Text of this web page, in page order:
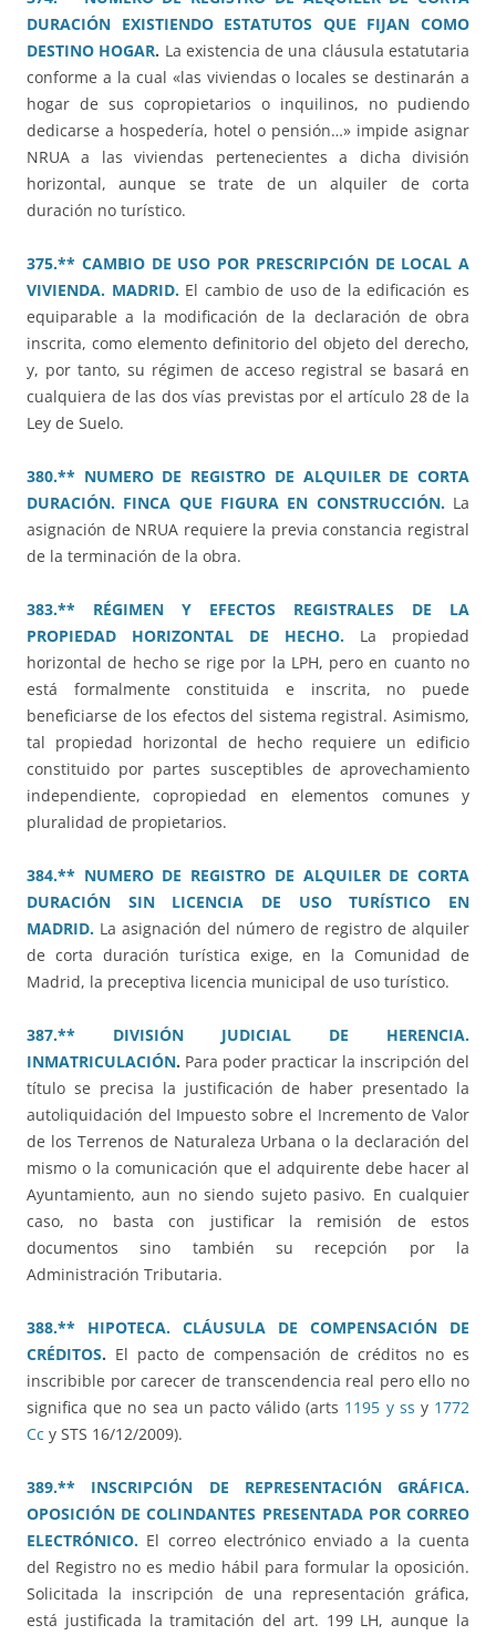
DURACIÓN EXISTIENDO ESTATUTOS QUE FIJAN COMO
DESTINO HOGAR. La existencia de una cláusula estatutaria
conforme a la cual «las viviendas o locales se destinarán a
hogar de sus copropietarios o inquilinos, no pudiendo
dedicarse a hospedería, hotel o pensión…» impide asignar
NRUA a las viviendas pertenecientes a dicha división
horizontal, aunque se trate de un alquiler de corta
duración no turístico.
375.** CAMBIO DE USO POR PRESCRIPCIÓN DE LOCAL A
VIVIENDA. MADRID.El cambio de uso de la edificación es
equiparable a la modificación de la declaración de obra
inscrita, como elemento definitorio del objeto del derecho,
y, por tanto, su régimen de acceso registral se basará en
cualquiera de las dos vías previstas por el artículo 28 de la
Ley de Suelo.
380.** NUMERO DE REGISTRO DE ALQUILER DE CORTA
DURACIÓN. FINCA QUE FIGURA EN CONSTRUCCIÓN.La
asignación de NRUA requiere la previa constancia registral
de la terminación de la obra.
383.** RÉGIMEN Y EFECTOS REGISTRALES DE LA
PROPIEDAD HORIZONTAL DE HECHO. La propiedad
horizontal de hecho se rige por la LPH, pero en cuanto no
está formalmente constituida e inscrita, no puede
beneficiarse de los efectos del sistema registral. Asimismo,
tal propiedad horizontal de hecho requiere un edificio
constituido por partes susceptibles de aprovechamiento
independiente, copropiedad en elementos comunes y
pluralidad de propietarios.
384.** NUMERO DE REGISTRO DE ALQUILER DE CORTA
DURACIÓN SIN LICENCIA DE USO TURÍSTICO EN
MADRID. La asignación del número de registro de alquiler
de corta duración turística exige, en la Comunidad de
Madrid, la preceptiva licencia municipal de uso turístico.
387.** DIVISIÓN JUDICIAL DE HERENCIA.
INMATRICULACIÓN. Para poder practicar la inscripción del
título se precisa la justificación de haber presentado la
autoliquidación del Impuesto sobre el Incremento de Valor
de los Terrenos de Naturaleza Urbana o la declaración del
mismo o la comunicación que el adquirente debe hacer al
Ayuntamiento, aun no siendo sujeto pasivo. En cualquier
caso, no basta con justificar la remisión de estos
documentos sino también su recepción por la
Administración Tributaria.
388.** HIPOTECA. CLÁUSULA DE COMPENSACIÓN DE
CRÉDITOS. El pacto de compensación de créditos no es
inscribible por carecer de transcendencia real pero ello no
significa que no sea un pacto válido (arts 1195 y ss y 1772
Cc y STS 16/12/2009).
389.** INSCRIPCIÓN DE REPRESENTACIÓN GRÁFICA.
OPOSICIÓN DE COLINDANTES PRESENTADA POR CORREO
ELECTRÓNICO. El correo electrónico enviado a la cuenta
del Registro no es medio hábil para formular la oposición.
Solicitada la inscripción de una representación gráfica,
está justificada la tramitación del art. 199 LH, aunque la